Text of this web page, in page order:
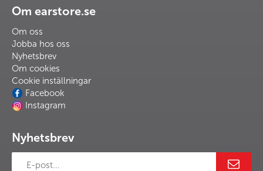
Om earstore.se
Om oss
Jobba hos oss
Nyhetsbrev
Om cookies
Cookie inställningar
Facebook
Instagram
Nyhetsbrev